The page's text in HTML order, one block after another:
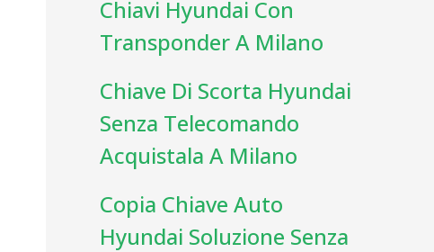
Chiavi Hyundai Con
Transponder A Milano
Chiave Di Scorta Hyundai
Senza Telecomando
Acquistala A Milano
Copia Chiave Auto
Hyundai Soluzione Senza